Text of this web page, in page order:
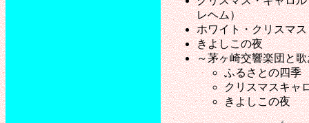
レヘム）
ホワイト・クリスマス
きよしこの夜
～茅ヶ崎交響楽団と
ふるさとの四季
クリスマスキャ
きよしこの夜